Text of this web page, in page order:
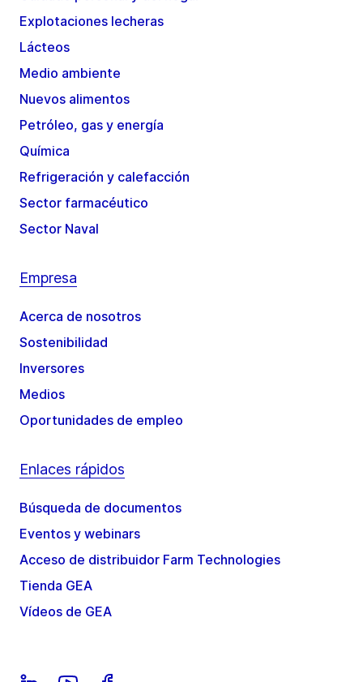
Explotaciones lecheras
Lácteos
Medio ambiente
Nuevos alimentos
Petróleo, gas y energía
Química
Refrigeración y calefacción
Sector farmacéutico
Sector Naval
Empresa
Acerca de nosotros
Sostenibilidad
Inversores
Medios
Oportunidades de empleo
Enlaces rápidos
Búsqueda de documentos
Eventos y webinars
Acceso de distribuidor Farm Technologies
Tienda GEA
Vídeos de GEA